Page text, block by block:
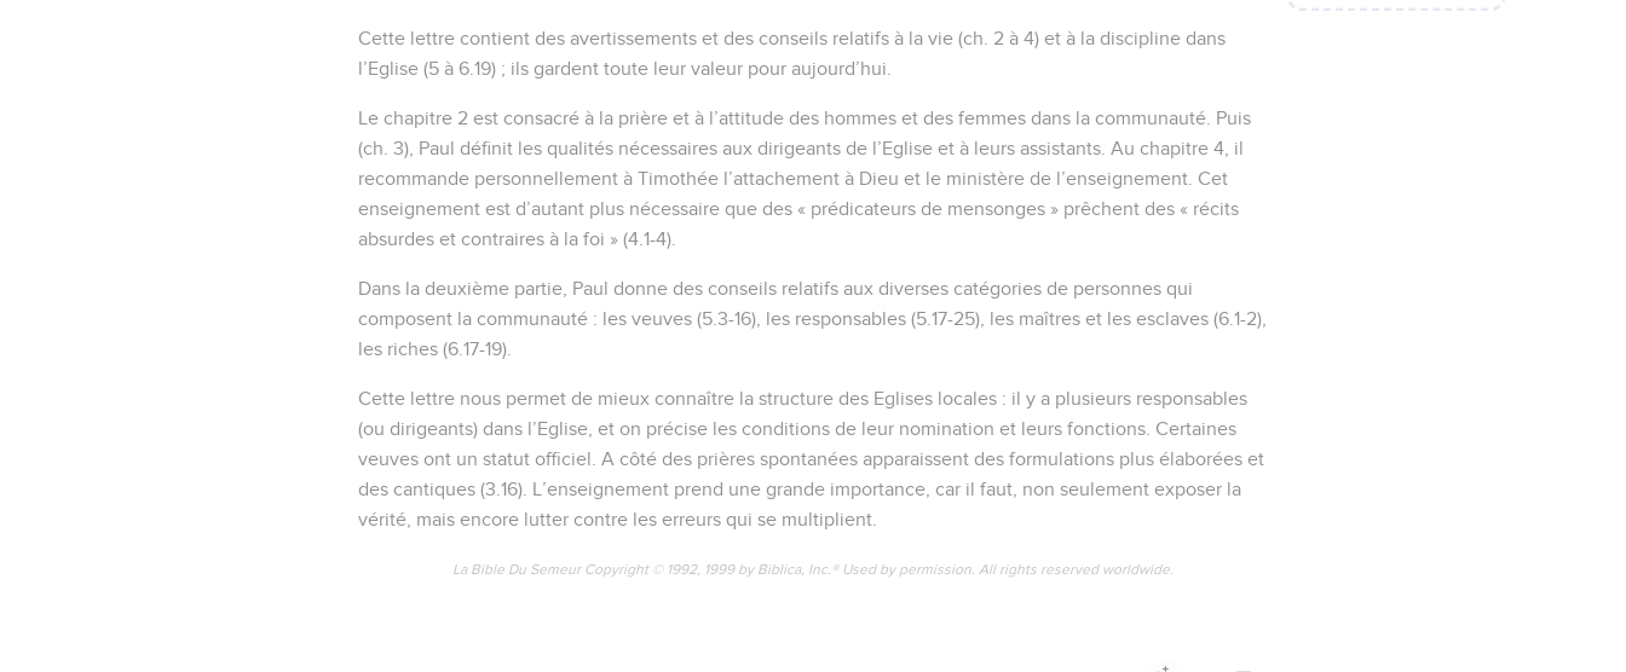
Cette lettre contient des avertissements et des conseils relatifs à la vie (ch. 2 à 4) et à la discipline dans
l’Eglise (5 à 6.19) ; ils gardent toute leur valeur pour aujourd’hui.
Le chapitre 2 est consacré à la prière et à l’attitude des hommes et des femmes dans la communauté. Puis
(ch. 3), Paul définit les qualités nécessaires aux dirigeants de l’Eglise et à leurs assistants. Au chapitre 4, il
recommande personnellement à Timothée l’attachement à Dieu et le ministère de l’enseignement. Cet
enseignement est d’autant plus nécessaire que des « prédicateurs de mensonges » prêchent des « récits
absurdes et contraires à la foi » (4.1-4).
Dans la deuxième partie, Paul donne des conseils relatifs aux diverses catégories de personnes qui
composent la communauté : les veuves (5.3-16), les responsables (5.17-25), les maîtres et les esclaves (6.1-2),
les riches (6.17-19).
Cette lettre nous permet de mieux connaître la structure des Eglises locales : il y a plusieurs responsables
(ou dirigeants) dans l’Eglise, et on précise les conditions de leur nomination et leurs fonctions. Certaines
veuves ont un statut officiel. A côté des prières spontanées apparaissent des formulations plus élaborées et
des cantiques (3.16). L’enseignement prend une grande importance, car il faut, non seulement exposer la
vérité, mais encore lutter contre les erreurs qui se multiplient.
La Bible Du Semeur Copyright © 1992, 1999 by Biblica, Inc.® Used by permission. All rights reserved worldwide.